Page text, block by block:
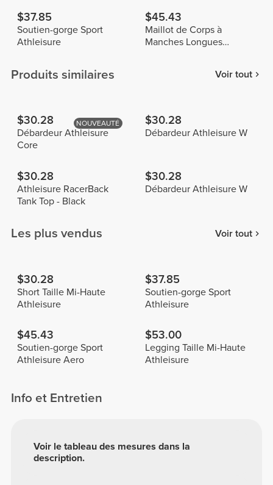
$37.85
Soutien-gorge Sport
Athleisure
$45.43
Maillot de Corps à
Manches Longues
Produits similaires Voir tout
NOUVEAUTÉ
$30.28
Débardeur Athleisure
Core
$30.28
Débardeur Athleisure W
$30.28
Athleisure RacerBack
Tank Top - Black
$30.28
Débardeur Athleisure W
Les plus vendus Voir tout
$30.28
Short Taille Mi-Haute
Athleisure
$37.85
Soutien-gorge Sport
Athleisure
$45.43
Soutien-gorge Sport
Athleisure Aero
$53.00
Legging Taille Mi-Haute
Athleisure
Info et Entretien
Voir le tableau des mesures dans la
description.